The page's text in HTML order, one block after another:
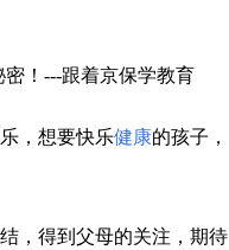
，想要快乐健康的孩子，
，得到父母的关注，期待